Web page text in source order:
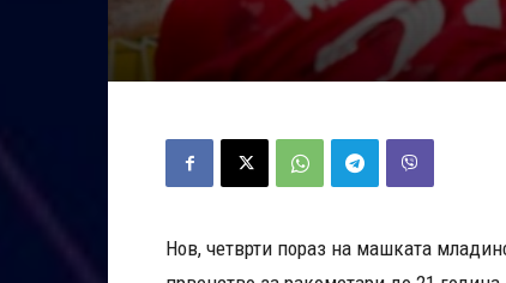
Нов, четврти пораз на машката